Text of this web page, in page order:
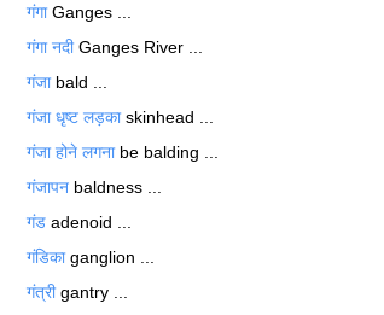
गंगाGanges ...
गंगा नदीGanges River ...
गंजाbald ...
गंजा धृष्ट लड़काskinhead ...
गंजा होने लगनाbe balding ...
गंजापन baldness ...
गंड adenoid ...
गंडिकाganglion ...
गंत्रीgantry ...